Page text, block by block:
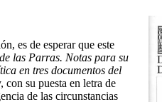
es de esperar que este
las Parras. Notas para su
en tres documentos del
con su puesta en letra de
de las circunstancias